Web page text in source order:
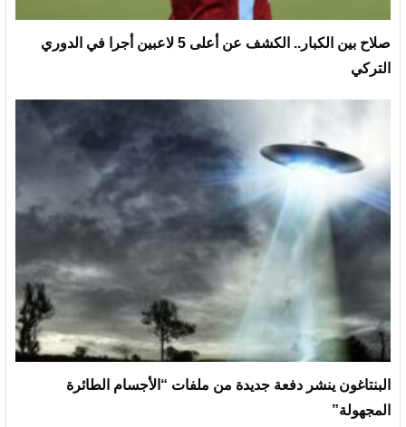
صلاح بين الكبار.. الكشف عن أعلى 5 لاعبين أجرا في الدوري
التركي
البنتاغون ينشر دفعة جديدة من ملفات “الأجسام الطائرة
المجهولة”